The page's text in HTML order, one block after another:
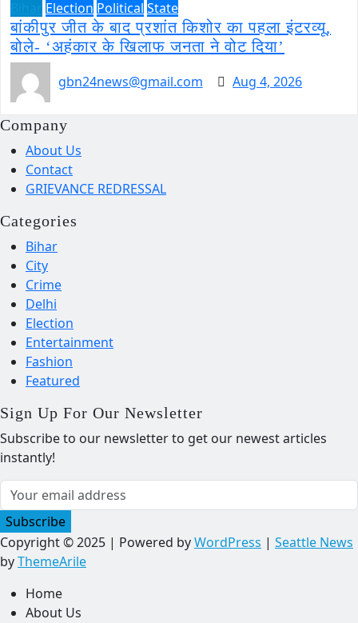
Election Political State
बांकीपुर जीत के बाद प्रशांत किशोर का पहला इंटरव्यू,
बोले- ‘अहंकार के खिलाफ जनता ने वोट दिया’
gbn24news@gmail.com
Aug 4, 2026
Company
About Us
Contact
GRIEVANCE REDRESSAL
Categories
Bihar
City
Crime
Delhi
Election
Entertainment
Fashion
Featured
Sign Up For Our Newsletter
Subscribe to our newsletter to get our newest articles
instantly!
Subscribe
Copyright © 2025 | Powered byWordPress | Seattle News
byThemeArile
Home
About Us